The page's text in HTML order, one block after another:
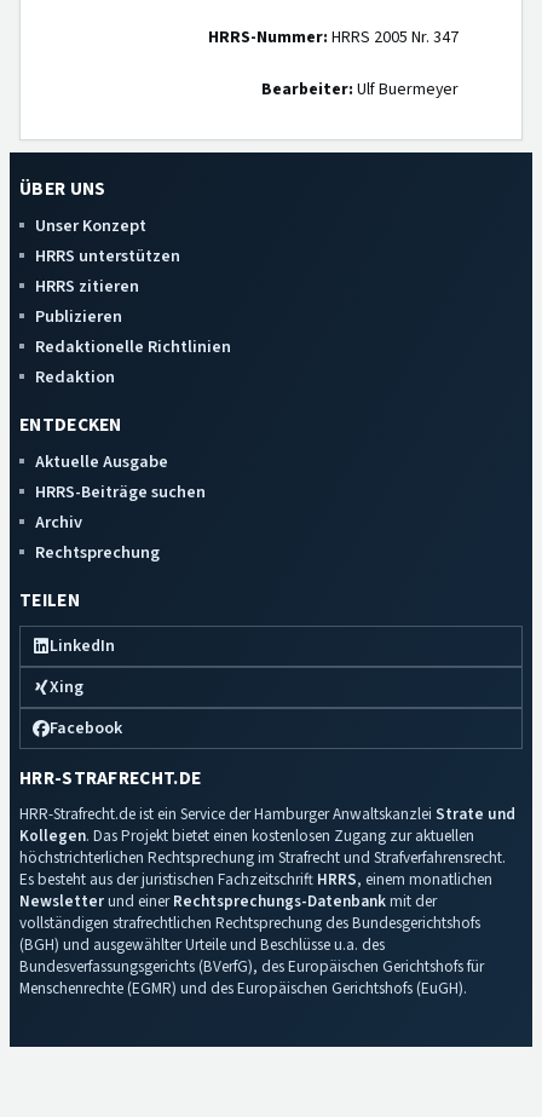
HRRS-Nummer: HRRS 2005 Nr. 347
Bearbeiter: Ulf Buermeyer
ÜBER UNS
Unser Konzept
HRRS unterstützen
HRRS zitieren
Publizieren
Redaktionelle Richtlinien
Redaktion
ENTDECKEN
Aktuelle Ausgabe
HRRS-Beiträge suchen
Archiv
Rechtsprechung
TEILEN
LinkedIn
Xing
Facebook
HRR-STRAFRECHT.DE
HRR-Strafrecht.de ist ein Service der Hamburger Anwaltskanzlei Strate und
Kollegen. Das Projekt bietet einen kostenlosen Zugang zur aktuellen
höchstrichterlichen Rechtsprechung im Strafrecht und Strafverfahrensrecht.
Es besteht aus der juristischen Fachzeitschrift HRRS, einem monatlichen
Newsletterund einerRechtsprechungs-Datenbankmit der
vollständigen strafrechtlichen Rechtsprechung des Bundesgerichtshofs
(BGH) und ausgewählter Urteile und Beschlüsse u.a. des
Bundesverfassungsgerichts (BVerfG), des Europäischen Gerichtshofs für
Menschenrechte (EGMR) und des Europäischen Gerichtshofs (EuGH).